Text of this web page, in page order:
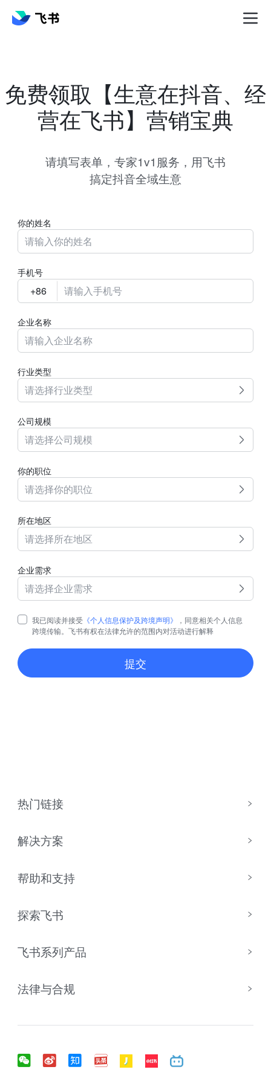
免费领取【生意在抖音、经
营在飞书】营销宝典
请填写表单，专家1v1服务，用飞书
搞定抖音全域生意
你的姓名
手机号
企业名称
行业类型
请选择行业类型
公司规模
请选择公司规模
你的职位
请选择你的职位
所在地区
请选择所在地区
企业需求
请选择企业需求
我已阅读并接受 《个人信息保护及跨境声明》
，同意相关个人信息
跨境传输。飞书有权在法律允许的范围内对活动进行解释
提交
热门链接
解决方案
帮助和支持
探索飞书
飞书系列产品
法律与合规